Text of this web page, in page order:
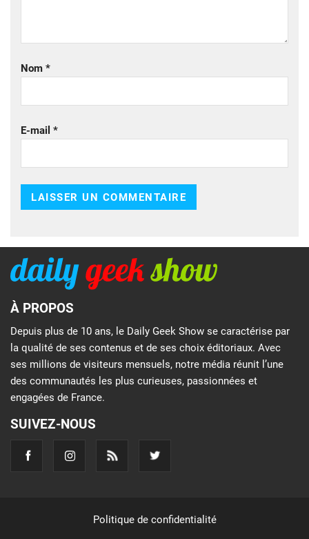
Nom *
E-mail *
À PROPOS
Depuis plus de 10 ans, le Daily Geek Show se caractérise par
la qualité de ses contenus et de ses choix éditoriaux. Avec
ses millions de visiteurs mensuels, notre média réunit l’une
des communautés les plus curieuses, passionnées et
engagées de France.
SUIVEZ-NOUS
Politique de confidentialité